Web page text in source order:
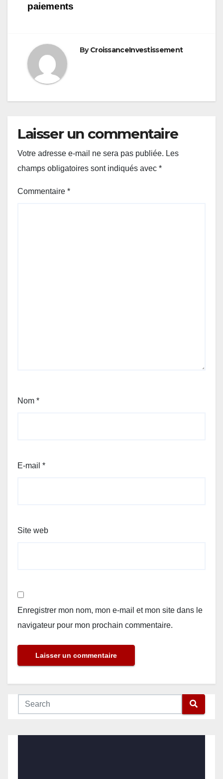
paiements
ByCroissanceInvestissement
Laisser un commentaire
Votre adresse e-mail ne sera pas publiée. Les
champs obligatoires sont indiqués avec *
Commentaire *
Nom *
E-mail *
Site web
Enregistrer mon nom, mon e-mail et mon site dans le
navigateur pour mon prochain commentaire.